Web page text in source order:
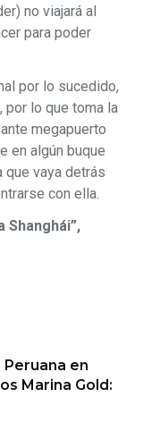
no viajará al
para poder
por lo sucedido,
por lo que toma la
megapuerto
en algún buque
que vaya detrás
con ella.
Shanghái”,
en
Marina Gold: